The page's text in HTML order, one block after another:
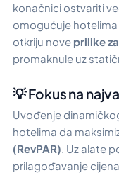
konačnici ostvariti
omogućuje hotelima
otkriju nove prilike
promaknule uz
💡 Fokus na
Uvođenje
hotelima da
(RevPAR). Uz alate
prilagođavanje